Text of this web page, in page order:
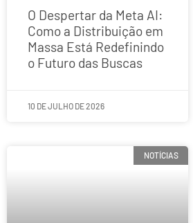
O Despertar da Meta AI:
Como a Distribuição em
Massa Está Redefinindo
o Futuro das Buscas
10 DE JULHO DE 2026
NOTÍCIAS